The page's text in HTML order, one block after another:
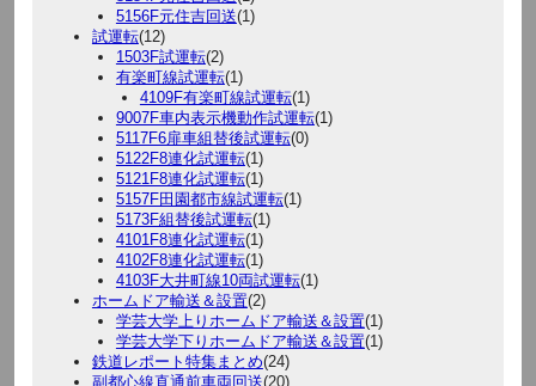
5156F元住吉回送(1)
試運転(12)
1503F試運転(2)
有楽町線試運転(1)
4109F有楽町線試運転(1)
9007F車内表示機動作試運転(1)
5117F6扉車組替後試運転(0)
5122F8連化試運転(1)
5121F8連化試運転(1)
5157F田園都市線試運転(1)
5173F組替後試運転(1)
4101F8連化試運転(1)
4102F8連化試運転(1)
4103F大井町線10両試運転(1)
ホームドア輸送＆設置(2)
学芸大学上りホームドア輸送＆設置(1)
学芸大学下りホームドア輸送＆設置(1)
鉄道レポート特集まとめ(24)
副都心線直通前車両回送(20)